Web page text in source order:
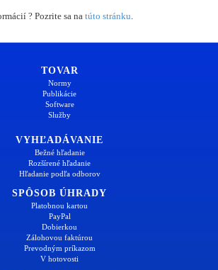
? Pozrite sa na túto stránku
TOVAR
Normy
Publikácie
Software
Služby
VYHĽADÁVANIE
Bežné hľadanie
Rozšírené hľadanie
Hľadanie podľa odborov
SPÔSOB ÚHRADY
Platobnou kartou
PayPal
Dobierkou
Zálohovou faktúrou
Prevodným príkazom
V hotovosti